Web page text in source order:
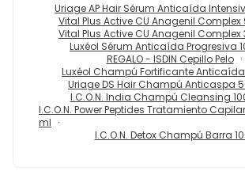
Uriage AP Hair Sérum Anticaída
Vital Plus Active CU Anagenil Complex
Vital Plus Active CU Anagenil Complex
Luxéol Sérum Anticaída Progresiva
REGALO - ISDIN Cepillo Pelo
Luxéol Champú Fortificante
Uriage DS Hair Champú Anticaspa
I.C.O.N. India Champú Cleansing
I.C.O.N. Power Peptides Tratamiento
ml
I.C.O.N. Detox Champú Barra